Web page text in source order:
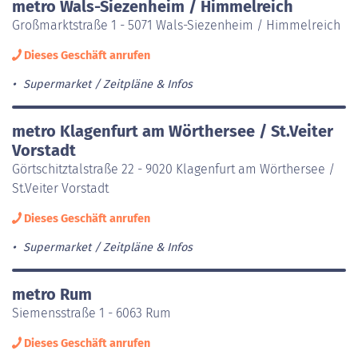
metro Wals-Siezenheim / Himmelreich
Großmarktstraße 1 - 5071 Wals-Siezenheim / Himmelreich
Dieses Geschäft anrufen
Supermarket Zeitpläne & Infos
metro Klagenfurt am Wörthersee / St.Veiter
Vorstadt
Görtschitztalstraße 22 - 9020 Klagenfurt am Wörthersee /
St.Veiter Vorstadt
Dieses Geschäft anrufen
Supermarket Zeitpläne & Infos
metro Rum
Siemensstraße 1 - 6063 Rum
Dieses Geschäft anrufen